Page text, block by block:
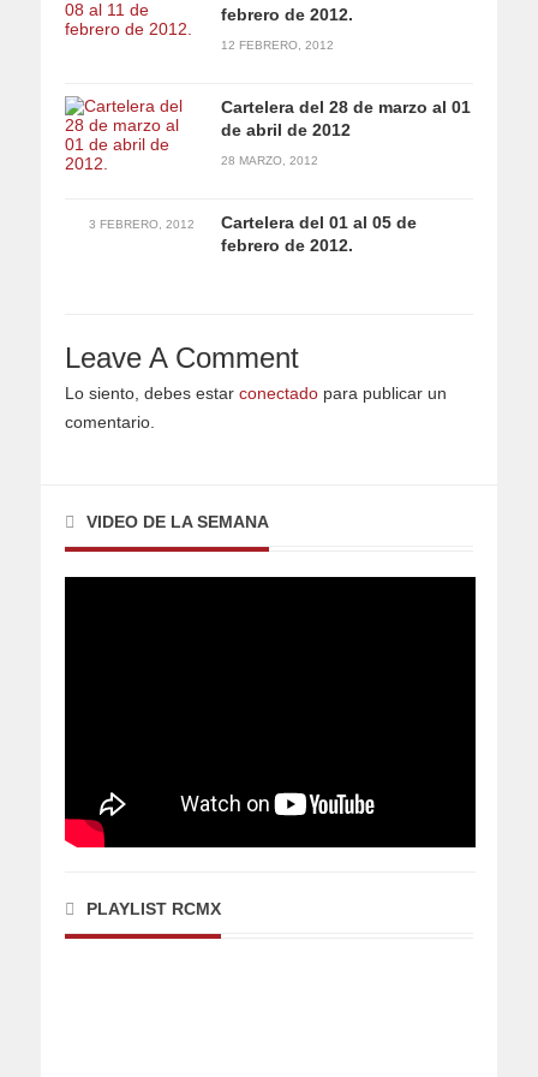
febrero de 2012.
12 FEBRERO, 2012
Cartelera del 28 de marzo al 01
de abril de 2012
28 MARZO, 2012
Cartelera del 01 al 05 de
febrero de 2012.
3 FEBRERO, 2012
Leave A Comment
Lo siento, debes estar conectado para publicar un
comentario.
VIDEO DE LA SEMANA
PLAYLIST RCMX